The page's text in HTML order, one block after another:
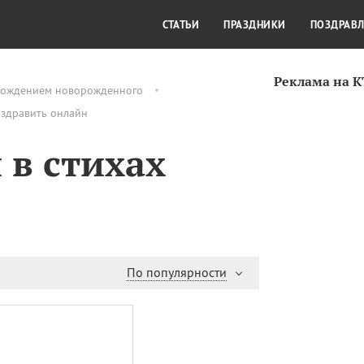
новорожденного
онлайн
стихах
По популярности
Реклама на
КУЛЬТУРА
СТАТЬИ ПРАЗДНИКИ